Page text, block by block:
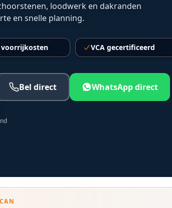
loodwerk en dakranden
en snelle planning.
voorrijkosten VCA gecertificeerd
Bel direct WhatsApp direct